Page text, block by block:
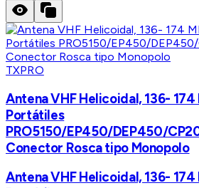
TXPRO
Antena VHF Helicoidal, 136- 174
Portátiles
PRO5150/EP450/DEP450/
Conector Rosca tipo Monopolo
Antena VHF Helicoidal, 136- 174